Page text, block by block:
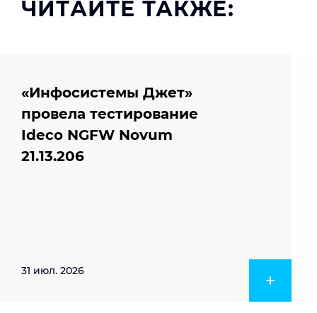
ЧИТАЙТЕ ТАКЖЕ:
«Инфосистемы Джет»
провела тестирование
Ideco NGFW Novum
21.13.206
31 июл. 2026